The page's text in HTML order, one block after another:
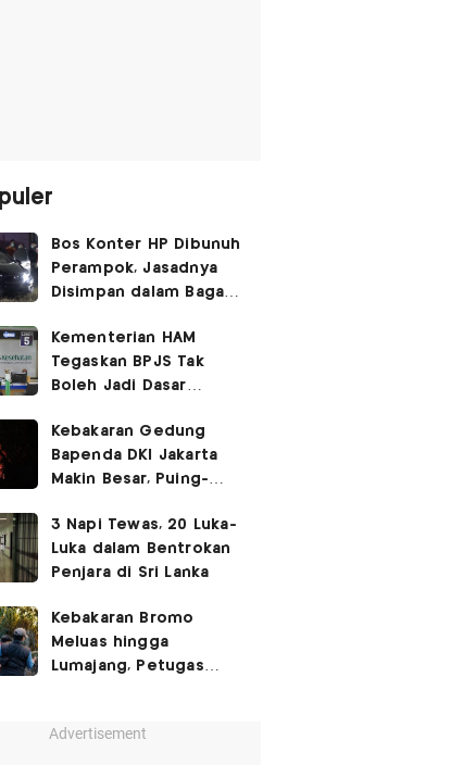
Bos Konter HP Dibunuh
Perampok, Jasadnya
Disimpan dalam Bagasi
Kementerian HAM
Tegaskan BPJS Tak
Boleh Jadi Dasar
Layanan Kesehatan
Kebakaran Gedung
Bapenda DKI Jakarta
Makin Besar, Puing-
3 Napi Tewas, 20 Luka-
Luka dalam Bentrokan
Penjara di Sri Lanka
Kebakaran Bromo
Meluas hingga
Lumajang, Petugas
Advertisement